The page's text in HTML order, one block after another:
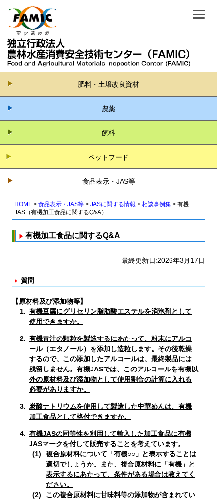
肥料・土壌改良資材
農薬
飼料
ペットフード
食品表示・JAS等
HOME 食品表示・JAS等 JASに関する情報 相談事例集
有機
JAS（有機加工食品に関するQ&A）
有機加工食品に関するQ&A
最終更新日:2026年3月17日
質問
【原材料及び添加物等】
1. 有機豆腐にグリセリン脂肪酸エステルを消泡剤として
使用できますか。
2. 有機青汁の顆粒を製造するにあたって、粉末にアルコ
ール（エタノール）を添加し造粒します。その後乾燥
するので、この添加したアルコールは、最終製品には
残留しません。有機JASでは、このアルコールを有機以
外の原材料及び添加物として使用割合の計算に入れる
必要がありますか。
3. 炭酸ナトリウムを使用して製造した中華めんは、有機
加工食品として格付できますか。
4. 有機JASの同等性を利用して輸入した加工食品に有機
JASマークを付して販売することを考えています。
複合原材料について「有機○○」と表示することは
適切でしょうか。また、複合原材料に「有機」と
表示するにあたって、条件がある場合は教えてく
ださい。
この複合原材料に甘味料等の添加物が含まれてい